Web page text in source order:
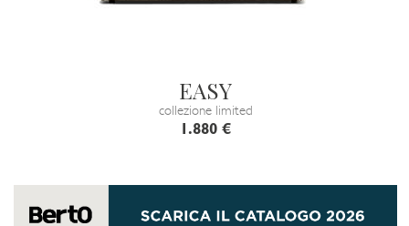
EASY
collezione limited
1.880 €